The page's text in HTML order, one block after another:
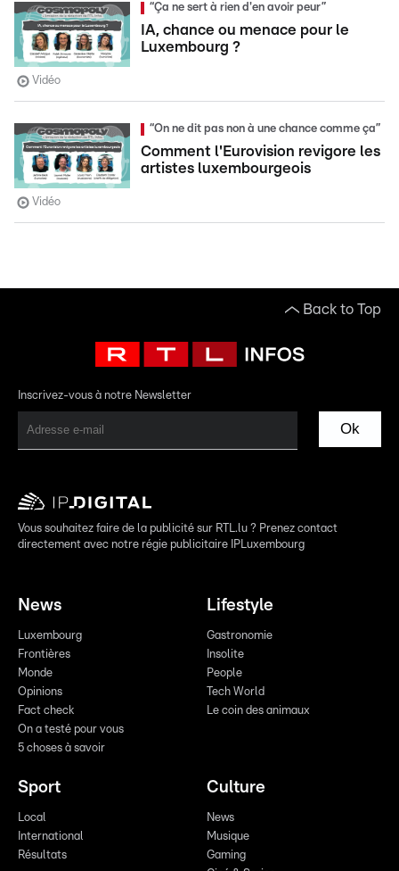
“Ça ne sert à rien d'en avoir peur”
IA, chance ou menace pour le
Luxembourg ?
Vidéo
“On ne dit pas non à une chance comme ça”
Comment l'Eurovision revigore les
artistes luxembourgeois
Vidéo
Back to Top
Inscrivez-vous à notre Newsletter
Ok
Vous souhaitez faire de la publicité sur RTL.lu ? Prenez contact
directement avec notre régie publicitaire IPLuxembourg
News
Luxembourg
Frontières
Monde
Opinions
Fact check
On a testé pour vous
5 choses à savoir
Lifestyle
Gastronomie
Insolite
People
Tech World
Le coin des animaux
Sport
Local
International
Résultats
Culture
News
Musique
Gaming